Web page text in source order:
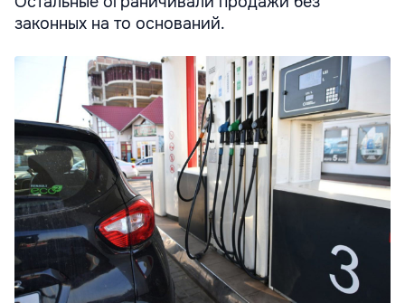
законных на то оснований.